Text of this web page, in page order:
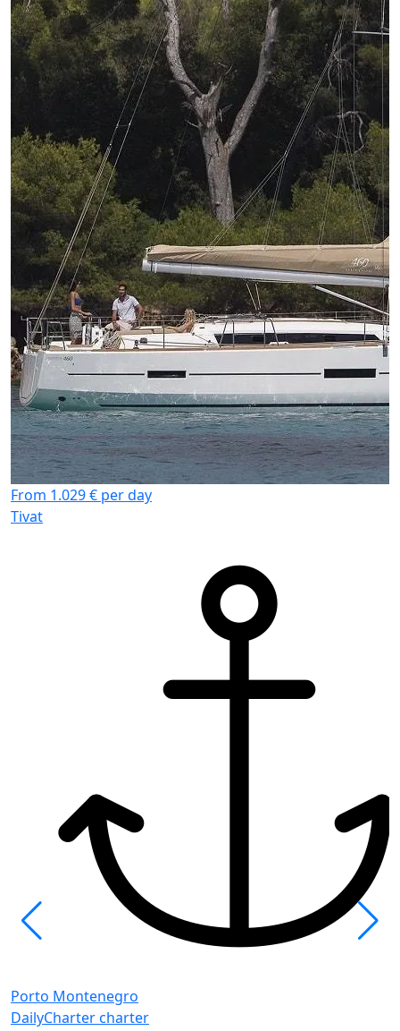
From 1.029 € per day
Tivat
Porto Montenegro
DailyCharter charter